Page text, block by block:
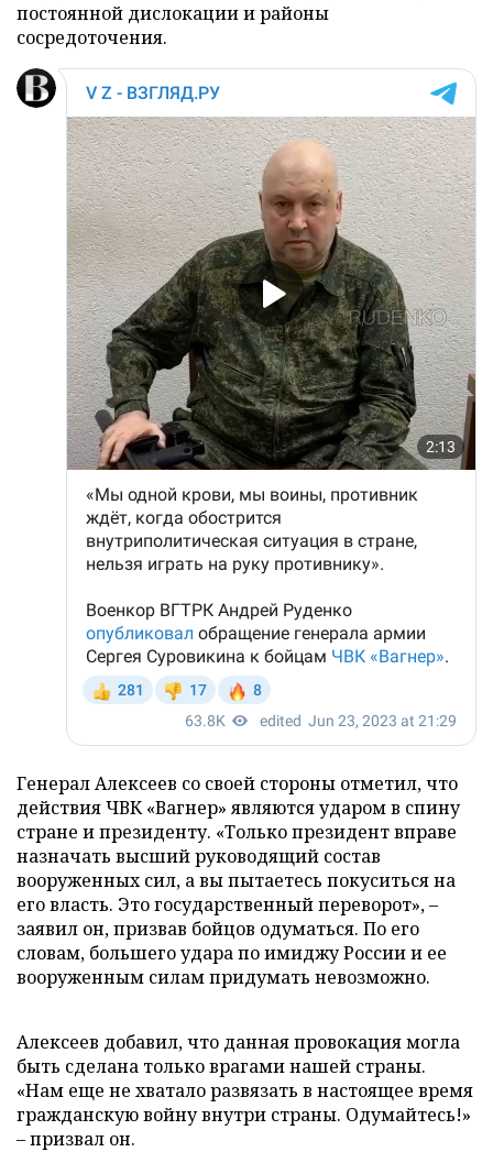
постоянной дислокации и районы
сосредоточения.
Генерал Алексеев со своей стороны отметил, что
действия ЧВК «Вагнер» являются ударом в спину
стране и президенту. «Только президент вправе
назначать высший руководящий состав
вооруженных сил, а вы пытаетесь покуситься на
его власть. Это государственный переворот», –
заявил он, призвав бойцов одуматься. По его
словам, большего удара по имиджу России и ее
вооруженным силам придумать невозможно.
Алексеев добавил, что данная провокация могла
быть сделана только врагами нашей страны.
«Нам еще не хватало развязать в настоящее время
гражданскую войну внутри страны. Одумайтесь!»
– призвал он.